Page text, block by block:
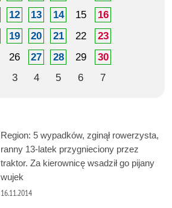
12 13 14 15
16
19 20 21 22
23
26 27 28 29
30
3 4 5 6 7
Region: 5 wypadków, zginął rowerzysta,
ranny 13-latek przygnieciony przez
traktor. Za kierownicę wsadził go pijany
wujek
16.11.2014